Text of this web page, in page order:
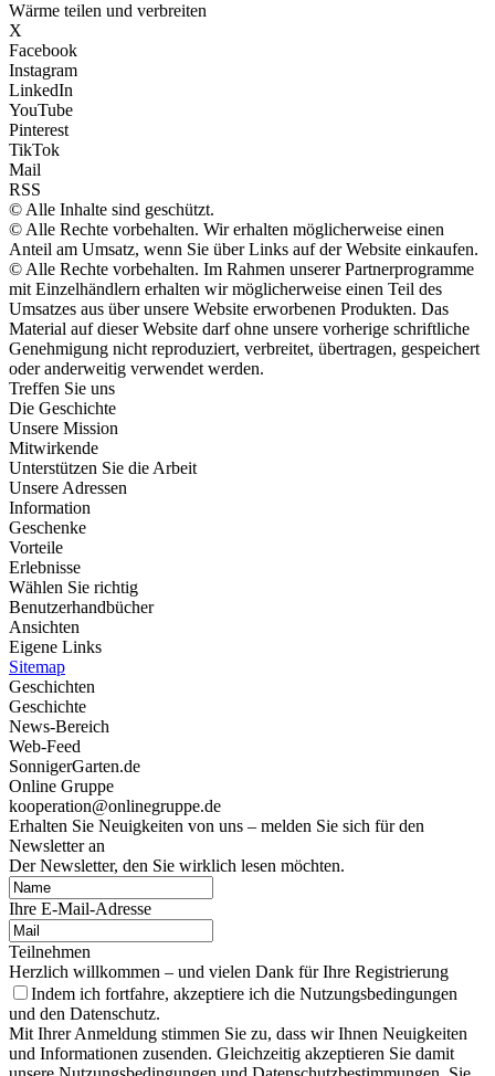
Wärme teilen und verbreiten
X
Facebook
Instagram
LinkedIn
YouTube
Pinterest
TikTok
Mail
RSS
© Alle Inhalte sind geschützt.
© Alle Rechte vorbehalten. Wir erhalten möglicherweise einen
Anteil am Umsatz, wenn Sie über Links auf der Website einkaufen.
© Alle Rechte vorbehalten. Im Rahmen unserer Partnerprogramme
mit Einzelhändlern erhalten wir möglicherweise einen Teil des
Umsatzes aus über unsere Website erworbenen Produkten. Das
Material auf dieser Website darf ohne unsere vorherige schriftliche
Genehmigung nicht reproduziert, verbreitet, übertragen, gespeichert
oder anderweitig verwendet werden.
Treffen Sie uns
Die Geschichte
Unsere Mission
Mitwirkende
Unterstützen Sie die Arbeit
Unsere Adressen
Information
Geschenke
Vorteile
Erlebnisse
Wählen Sie richtig
Benutzerhandbücher
Ansichten
Eigene Links
Sitemap
Geschichten
Geschichte
News-Bereich
Web-Feed
SonnigerGarten.de
Online Gruppe
kooperation@onlinegruppe.de
Erhalten Sie Neuigkeiten von uns – melden Sie sich für den
Newsletter an
Der Newsletter, den Sie wirklich lesen möchten.
Ihre E-Mail-Adresse
Teilnehmen
Herzlich willkommen – und vielen Dank für Ihre Registrierung
Indem ich fortfahre, akzeptiere ich die Nutzungsbedingungen
und den Datenschutz.
Mit Ihrer Anmeldung stimmen Sie zu, dass wir Ihnen Neuigkeiten
und Informationen zusenden. Gleichzeitig akzeptieren Sie damit